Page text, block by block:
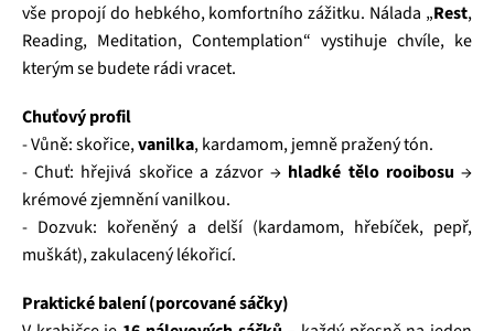
vše propojí do hebkého, komfortního zážitku. Nálada „Rest,
Reading, Meditation, Contemplation“ vystihuje chvíle, ke
kterým se budete rádi vracet.
Chuťový profil
- Vůně: skořice,vanilka, kardamom, jemně pražený tón.
- Chuť: hřejivá skořice a zázvor → hladké tělo rooibosu →
krémové zjemnění vanilkou.
- Dozvuk: kořeněný a delší (kardamom, hřebíček, pepř,
muškát), zakulacený lékořicí.
Praktické balení (porcované sáčky)